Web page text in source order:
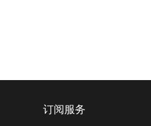
订阅服务